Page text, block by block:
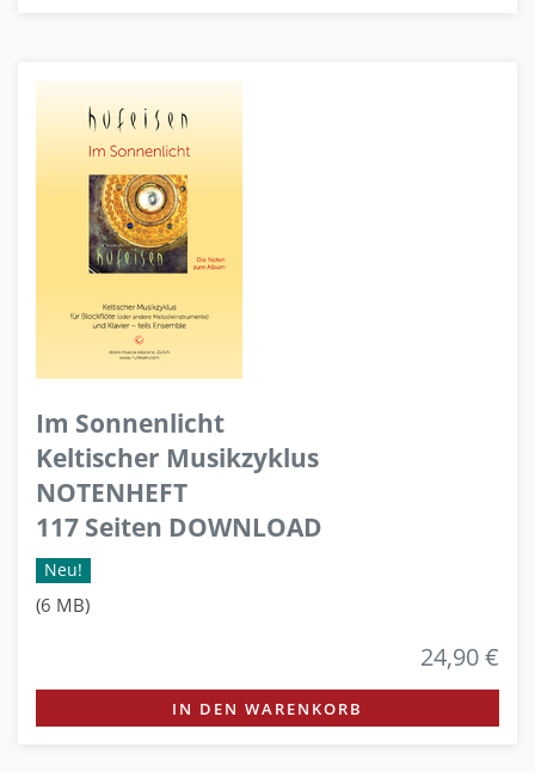
Im Sonnenlicht
Keltischer Musikzyklus
NOTENHEFT
117 Seiten DOWNLOAD
Neu!
(6 MB)
24,90 €
IN DEN WARENKORB